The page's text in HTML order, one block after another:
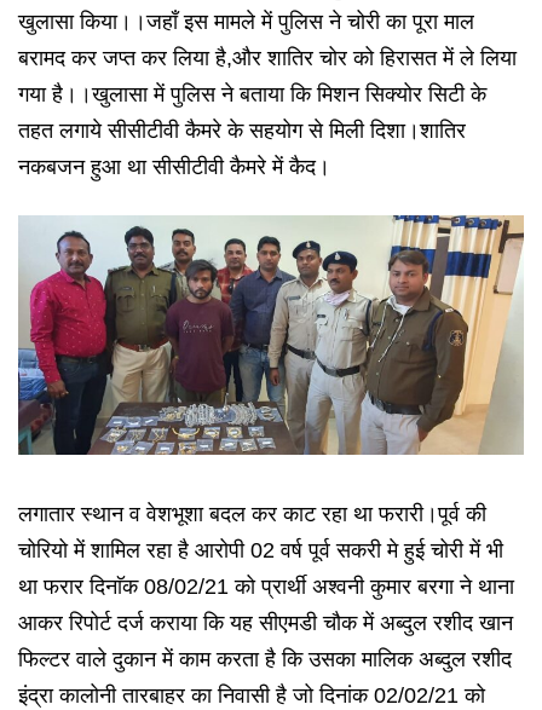
खुलासा किया।।जहाँ इस मामले में पुलिस ने चोरी का पूरा माल
बरामद कर जप्त कर लिया है,और शातिर चोर को हिरासत में ले लिया
गया है।।खुलासा में पुलिस ने बताया कि मिशन सिक्योर सिटी के
तहत लगाये सीसीटीवी कैमरे के सहयोग से मिली दिशा।शातिर
नकबजन हुआ था सीसीटीवी कैमरे में कैद।
लगातार स्थान व वेशभूशा बदल कर काट रहा था फरारी।पूर्व की
चोरियो में शामिल रहा है आरोपी 02 वर्ष पूर्व सकरी मे हुई चोरी में भी
था फरार दिनाॅक 08/02/21 को प्रार्थी अश्वनी कुमार बरगा ने थाना
आकर रिपोर्ट दर्ज कराया कि यह सीएमडी चौक में अब्दुल रशीद खान
फिल्टर वाले दुकान में काम करता है कि उसका मालिक अब्दुल रशीद
इंद्रा कालोनी तारबाहर का निवासी है जो दिनांक 02/02/21 को